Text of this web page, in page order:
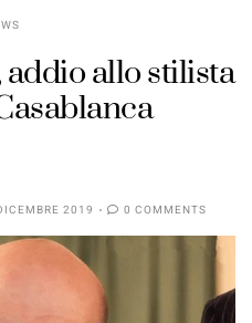
allo stilista
2019 0 COMMENTS